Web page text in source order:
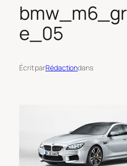
e_05
Écrit parRédactiondans